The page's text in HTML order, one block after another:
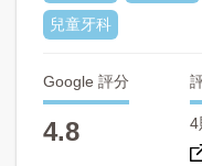
兒童牙科
Google 評分
4.8
4